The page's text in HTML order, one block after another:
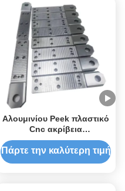
Αλουμινίου Peek πλαστικό
Cnc ακρίβεια
επεξεργασμένα
εξαρτήματα μετατρέπεται
CNC παραγωγή παρτίδας
Πάρτε την καλύτερη τιμή